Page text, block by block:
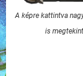
A képre kattintva
is